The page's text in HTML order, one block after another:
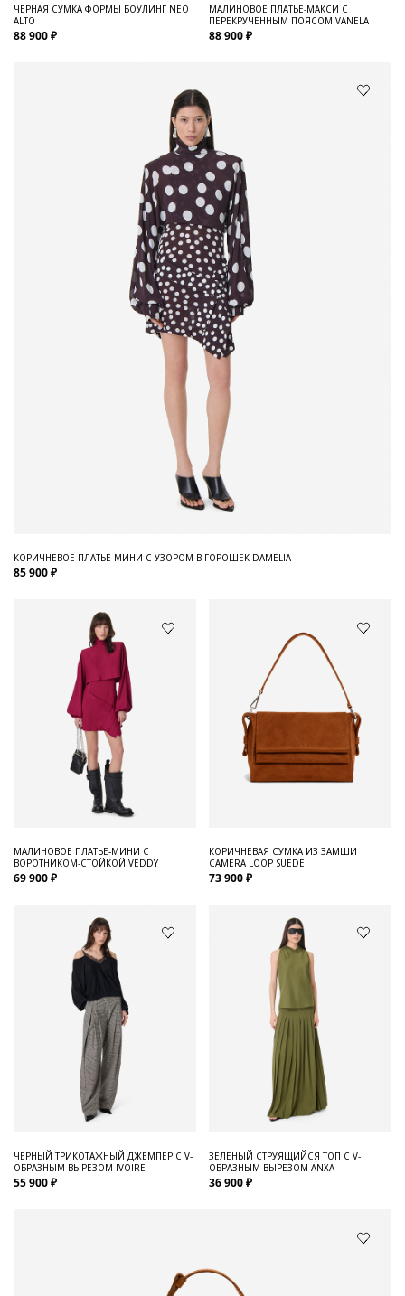
ЧЕРНАЯ СУМКА ФОРМЫ БОУЛИНГ NEO
ALTO
88 900 ₽
МАЛИНОВОЕ ПЛАТЬЕ-МАКСИ С
ПЕРЕКРУЧЕННЫМ ПОЯСОМ VANELA
88 900 ₽
КОРИЧНЕВОЕ ПЛАТЬЕ-МИНИ С УЗОРОМ В ГОРОШЕК DAMELIA
85 900 ₽
МАЛИНОВОЕ ПЛАТЬЕ-МИНИ С
ВОРОТНИКОМ-СТОЙКОЙ VEDDY
69 900 ₽
КОРИЧНЕВАЯ СУМКА ИЗ ЗАМШИ
CAMERA LOOP SUEDE
73 900 ₽
ЧЕРНЫЙ ТРИКОТАЖНЫЙ ДЖЕМПЕР С V-
ОБРАЗНЫМ ВЫРЕЗОМ IVOIRE
55 900 ₽
ЗЕЛЕНЫЙ СТРУЯЩИЙСЯ ТОП С V-
ОБРАЗНЫМ ВЫРЕЗОМ ANXA
36 900 ₽